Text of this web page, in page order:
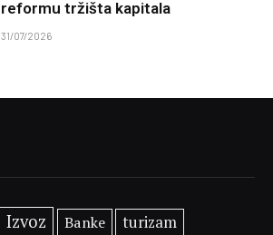
reformu tržišta kapitala
31/07/2026
Izvoz Banke turizam